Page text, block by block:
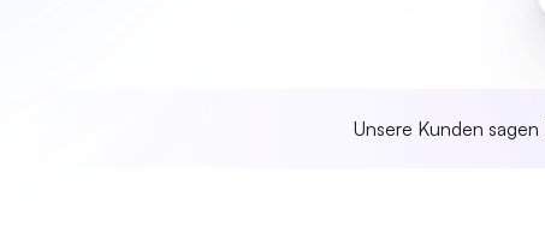
Unsere Kunden sagen